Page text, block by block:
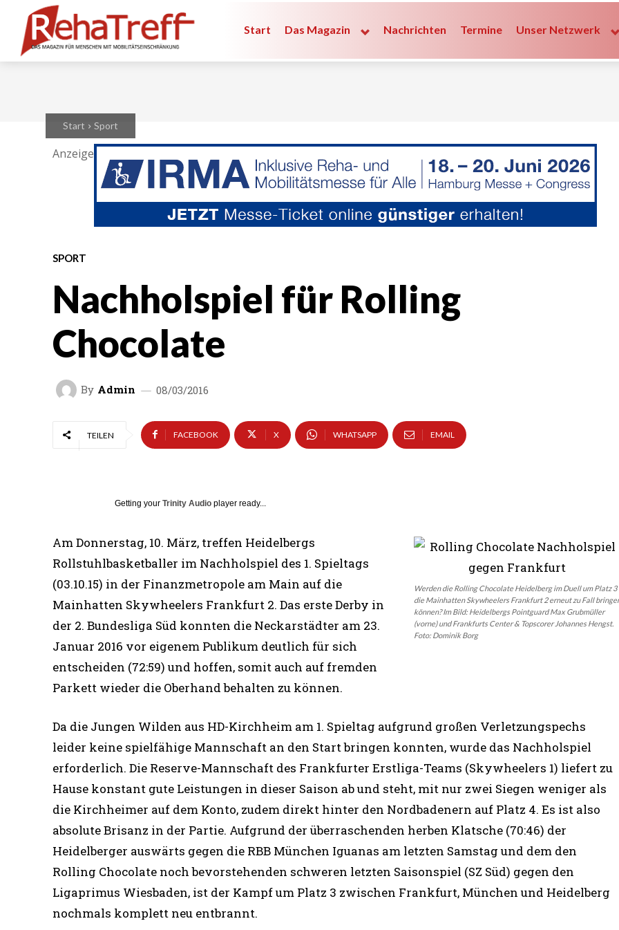
Start Das Magazin Nachrichten Termine Unser Netzwerk
Start Sport
Anzeige
SPORT
Nachholspiel für Rolling
Chocolate
By Admin 08/03/2016
TEILEN FACEBOOK X WHATSAPP EMAIL
Getting your Trinity Audio player ready...
Werden die Rolling Chocolate Heidelberg im Duell um Platz 3
die Mainhatten Skywheelers Frankfurt 2 erneut zu Fall
können? Im Bild: Heidelbergs Pointguard Max Grubmüller
(vorne) und Frankfurts Center & Topscorer Johannes Hengst.
Foto: Dominik Borg
Am Donnerstag, 10. März, treffen Heidelbergs
Rollstuhlbasketballer im Nachholspiel des 1. Spieltags
(03.10.15) in der Finanzmetropole am Main auf die
Mainhatten Skywheelers Frankfurt 2. Das erste Derby in
der 2. Bundesliga Süd konnten die Neckarstädter am 23.
Januar 2016 vor eigenem Publikum deutlich für sich
entscheiden (72:59) und hoffen, somit auch auf fremden
Parkett wieder die Oberhand behalten zu können.
Da die Jungen Wilden aus HD-Kirchheim am 1. Spieltag aufgrund großen Verletzungspechs
leider keine spielfähige Mannschaft an den Start bringen konnten, wurde das Nachholspiel
erforderlich. Die Reserve-Mannschaft des Frankfurter Erstliga-Teams (Skywheelers 1) liefert zu
Hause konstant gute Leistungen in dieser Saison ab und steht, mit nur zwei Siegen weniger als
die Kirchheimer auf dem Konto, zudem direkt hinter den Nordbadenern auf Platz 4. Es ist also
absolute Brisanz in der Partie. Aufgrund der überraschenden herben Klatsche (70:46) der
Heidelberger auswärts gegen die RBB München Iguanas am letzten Samstag und dem den
Rolling Chocolate noch bevorstehenden schweren letzten Saisonspiel (SZ Süd) gegen den
Ligaprimus Wiesbaden, ist der Kampf um Platz 3 zwischen Frankfurt, München und Heidelberg
nochmals komplett neu entbrannt.